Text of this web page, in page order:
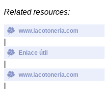
Related resources:
www.lacotoneria.com
Enlace útil
www.lacotoneria.com